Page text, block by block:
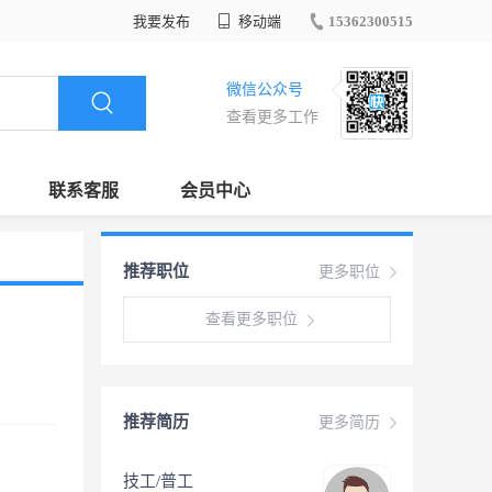
我要发布 移动端 15362300515
微信公众号
查看更多工作
联系客服 会员中心
更多职位
推荐职位
查看更多职位
更多简历
推荐简历
技工/普工